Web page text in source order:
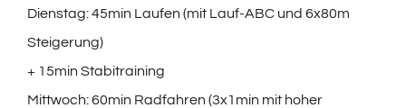
Dienstag: 45min Laufen (mit Lauf-ABC und 6x80m
Steigerung)
+ 15min Stabitraining
Mittwoch: 60min Radfahren (3x1min mit hoher